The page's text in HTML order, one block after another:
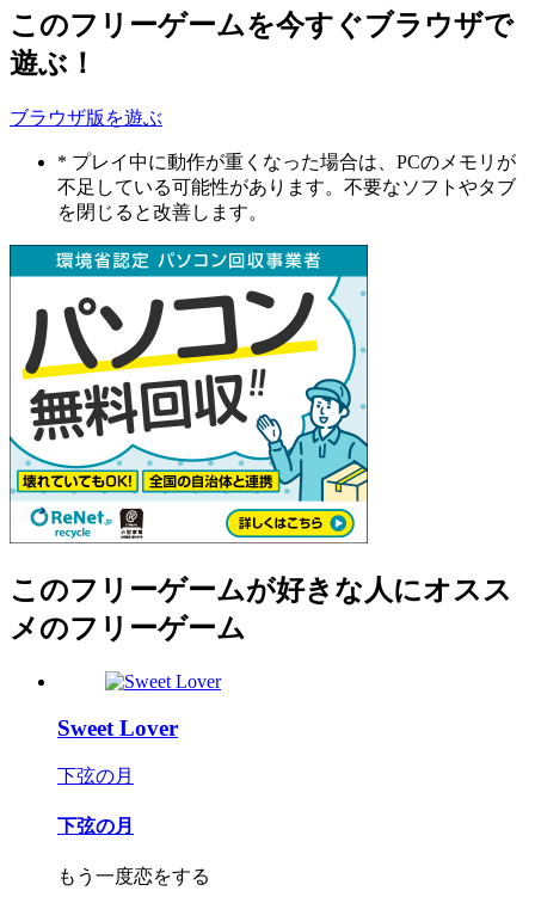
このフリーゲームを今すぐブラウザで
遊ぶ！
ブラウザ版を遊ぶ
* プレイ中に動作が重くなった場合は、PCのメモリが
不足している可能性があります。不要なソフトやタブ
を閉じると改善します。
このフリーゲームが好きな人にオスス
メのフリーゲーム
Sweet Lover
下弦の月
下弦の月
もう一度恋をする